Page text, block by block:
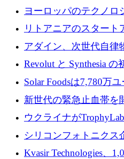
Instrumentsが3億8,000
ヨーロッパのテクノロ
8,500 万ユーロを超え
ー資金調達取引
リトアニアのスタート
Slack 内に構築された
フォームのために 50
アダイン、次世代自律
万ユーロを確保
Revolut と Synthesia の
3 億 2,000 万ドルを調
Solar Foodsは7,780万
億ユーロの防衛および
を開始、ヨーロッパの
に警告
新世代の緊急止血帯を
スタートアップ企業を
ウクライナが
ロシア兵器を戦場の研
ムに変える
シリコンフォトニクス
商業的に成功させるた
Kvasir Technologies、